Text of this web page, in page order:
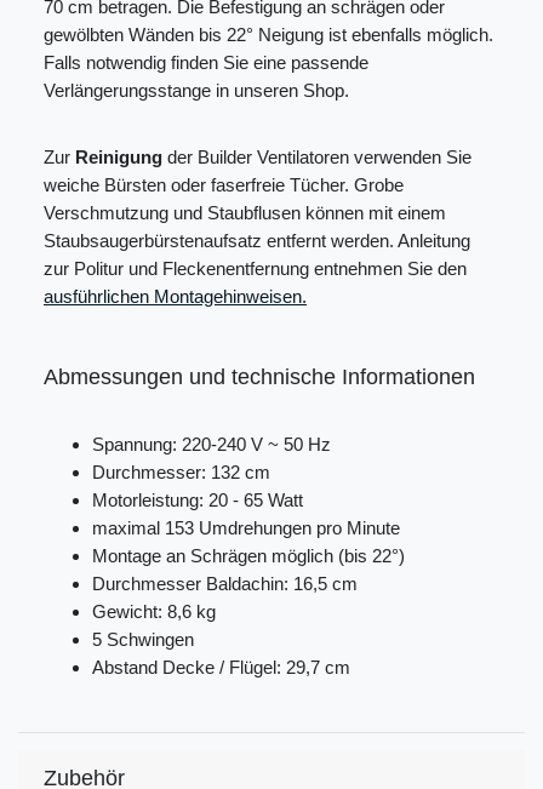
70 cm betragen. Die Befestigung an schrägen oder
gewölbten Wänden bis 22° Neigung ist ebenfalls möglich.
Falls notwendig finden Sie eine passende
Verlängerungsstange in unseren Shop.
Zur Reinigung der Builder Ventilatoren verwenden Sie
weiche Bürsten oder faserfreie Tücher. Grobe
Verschmutzung und Staubflusen können mit einem
Staubsaugerbürstenaufsatz entfernt werden. Anleitung
zur Politur und Fleckenentfernung entnehmen Sie den
ausführlichen Montagehinweisen.
Abmessungen und technische Informationen
Spannung: 220-240 V ~ 50 Hz
Durchmesser: 132 cm
Motorleistung: 20 - 65 Watt
maximal 153 Umdrehungen pro Minute
Montage an Schrägen möglich (bis 22°)
Durchmesser Baldachin: 16,5 cm
Gewicht: 8,6 kg
5 Schwingen
Abstand Decke / Flügel: 29,7 cm
Zubehör